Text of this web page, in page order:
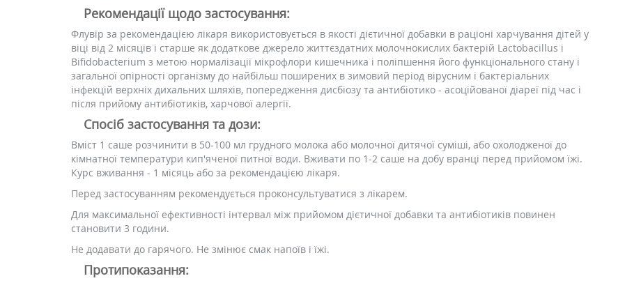
Рекомендації щодо застосування:
Флувір за рекомендацією лікаря використовується в якості дієтичної добавки в раціоні харчування дітей у
віці від 2 місяців і старше як додаткове джерело життєздатних молочнокислих бактерій Lactobacillus і
Bifidobacterium з метою нормалізації мікрофлори кишечника і поліпшення його функціонального стану і
загальної опірності організму до найбільш поширених в зимовий період вірусним і бактеріальних
інфекцій верхніх дихальних шляхів, попередження дисбіозу та антибіотико - асоційованої діареї під час і
після прийому антибіотиків, харчової алергії.
Спосіб застосування та дози:
Вміст 1 саше розчинити в 50-100 мл грудного молока або молочної дитячої суміші, або охолодженої до
кімнатної температури кип'яченої питної води. Вживати по 1-2 саше на добу вранці перед прийомом їжі.
Курс вживання - 1 місяць або за рекомендацією лікаря.
Перед застосуванням рекомендується проконсультуватися з лікарем.
Для максимальної ефективності інтервал між прийомом дієтичної добавки та антибіотиків повинен
становити 3 години.
Не додавати до гарячого. Не змінює смак напоїв і їжі.
Протипоказання: